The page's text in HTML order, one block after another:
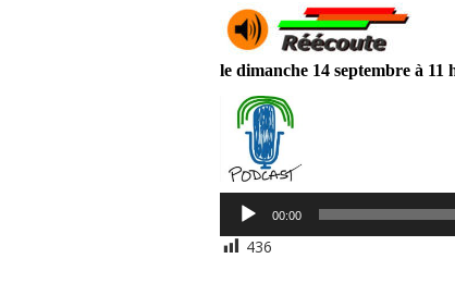
le dimanche 14 septembre à 11
Lecteur
audio
00:00
436